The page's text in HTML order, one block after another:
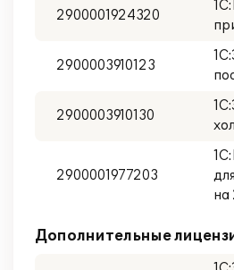
2900001924320
2900003910123
2900003910130
2900001977203
на
Дополнительные